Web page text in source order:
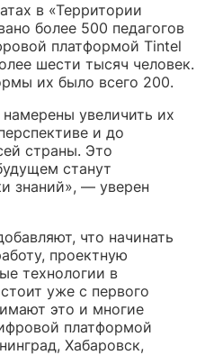
в «Территории
более 500 педагогов
платформой Tintel
шести тысяч человек.
их было всего 200.
увеличить их
и до
страны. Это
станут
знаний», — уверен
что начинать
проектную
технологии в
уже с первого
это и многие
платформой
Хабаровск,